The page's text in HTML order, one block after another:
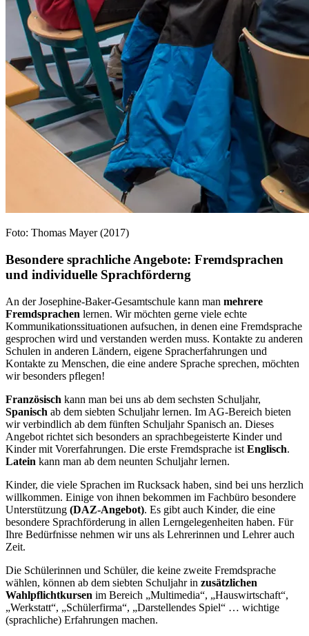
Foto: Thomas Mayer (2017)
Besondere sprachliche Angebote: Fremdsprachen
und individuelle Sprachförderng
An der Josephine-Baker-Gesamtschule kann man mehrere
Fremdsprachen lernen. Wir möchten gerne viele echte
Kommunikationssituationen aufsuchen, in denen eine Fremdsprache
gesprochen wird und verstanden werden muss. Kontakte zu anderen
Schulen in anderen Ländern, eigene Spracherfahrungen und
Kontakte zu Menschen, die eine andere Sprache sprechen, möchten
wir besonders pflegen!
Französisch kann man bei uns ab dem sechsten Schuljahr,
Spanisch ab dem siebten Schuljahr lernen. Im AG-Bereich bieten
wir verbindlich ab dem fünften Schuljahr Spanisch an. Dieses
Angebot richtet sich besonders an sprachbegeisterte Kinder und
Kinder mit Vorerfahrungen. Die erste Fremdsprache ist Englisch.
Latein kann man ab dem neunten Schuljahr lernen.
Kinder, die viele Sprachen im Rucksack haben, sind bei uns herzlich
willkommen. Einige von ihnen bekommen im Fachbüro besondere
Unterstützung (DAZ-Angebot). Es gibt auch Kinder, die eine
besondere Sprachförderung in allen Lerngelegenheiten haben. Für
Ihre Bedürfnisse nehmen wir uns als Lehrerinnen und Lehrer auch
Zeit.
Die Schülerinnen und Schüler, die keine zweite Fremdsprache
wählen, können ab dem siebten Schuljahr in zusätzlichen
Wahlpflichtkursen im Bereich „Multimedia“, „Hauswirtschaft“,
„Werkstatt“, „Schülerfirma“, „Darstellendes Spiel“ … wichtige
(sprachliche) Erfahrungen machen.